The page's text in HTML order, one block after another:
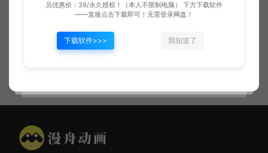
员优惠价：39/永久授权！（本人不限制电脑） 下方下载软件
——直接点击下载即可！无需登录网盘！
下载软件>>> 我知道了